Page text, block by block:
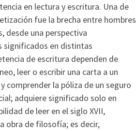
en lectura y escritura. Una de
fue la brecha entre hombres
desde una perspectiva
significados en distintas
de escritura dependen de
leer o escribir una carta a un
comprender la póliza de un seguro
adquiere significado solo en
de leer en el siglo XVII,
obra de filosofía; es decir,